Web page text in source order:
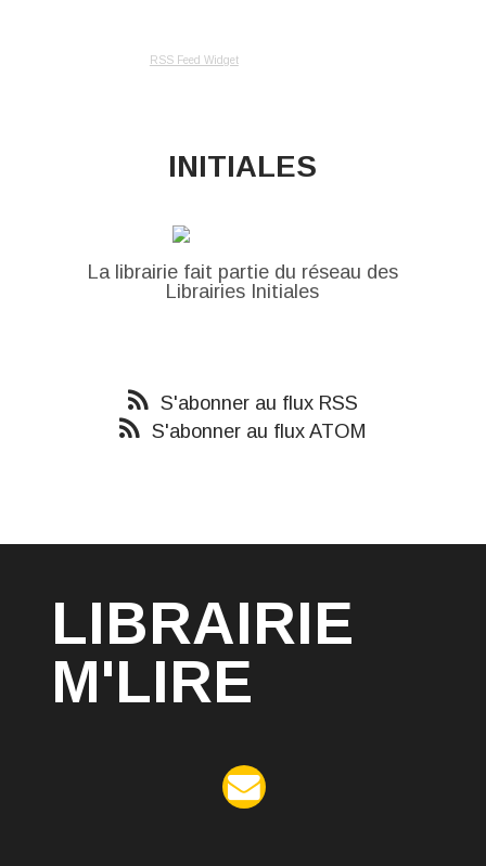
RSS Feed Widget
INITIALES
La librairie fait partie du réseau des
Librairies Initiales
S'abonner au flux RSS
S'abonner au flux ATOM
LIBRAIRIE
M'LIRE